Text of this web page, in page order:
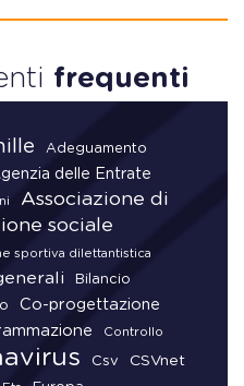
frequenti
Adeguamento
delle Entrate
Associazione di
sociale
sportiva dilettantistica
Bilancio
Co-progettazione
Controllo
Csv CSVnet